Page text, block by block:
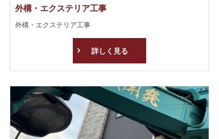
外構・エクステリア工事
外構・エクステリア工事
詳しく見る